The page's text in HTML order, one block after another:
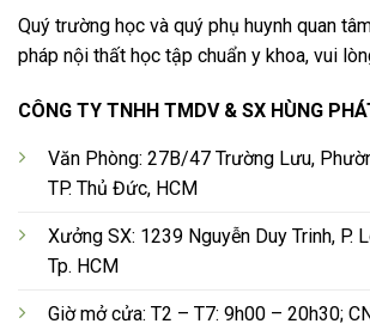
Quý trường học và quý phụ huynh quan
pháp nội thất học tập chuẩn y khoa, vui
CÔNG TY TNHH TMDV & SX HÙNG
Văn Phòng: 27B/47 Trường Lưu,
TP. Thủ Đức, HCM
Xưởng SX: 1239 Nguyễn Duy Trinh, P.
Tp. HCM
Giờ mở cửa: T2 – T7: 9h00 – 20h30;